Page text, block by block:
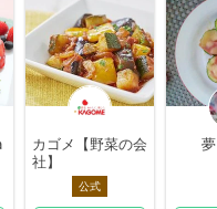
カゴメ【野菜の会
社】
公式